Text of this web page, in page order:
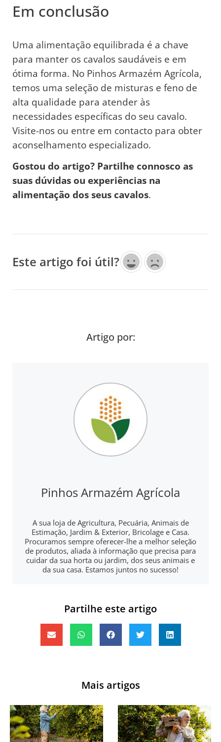
Em conclusão
Uma alimentação equilibrada é a chave
para manter os cavalos saudáveis e em
ótima forma. No Pinhos Armazém Agrícola,
temos uma seleção de misturas e feno de
alta qualidade para atender às
necessidades específicas do seu cavalo.
Visite-nos ou entre em contacto para obter
aconselhamento especializado.
Gostou do artigo? Partilhe connosco as
suas dúvidas ou experiências na
alimentação dos seus cavalos.
Este artigo foi útil?
Artigo por:
Pinhos Armazém Agrícola
A sua loja de Agricultura, Pecuária, Animais de
Estimação, Jardim & Exterior, Bricolage e Casa.
Procuramos sempre oferecer-lhe a melhor seleção
de produtos, aliada à informação que precisa para
cuidar da sua horta ou jardim, dos seus animais e
da sua casa. Estamos juntos no sucesso!
Partilhe este artigo
Mais artigos